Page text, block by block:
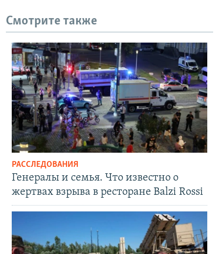
Смотрите также
РАССЛЕДОВАНИЯ
Генералы и семья. Что известно о
жертвах взрыва в ресторане Balzi Rossi